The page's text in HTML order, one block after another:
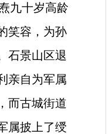
九十岁高龄
笑容，为孙
石景山区退
亲自为军属
而古城街道
属披上了绶